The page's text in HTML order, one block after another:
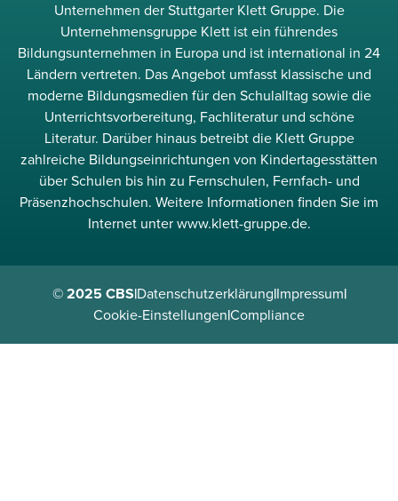
Unternehmen der Stuttgarter Klett Gruppe. Die
Unternehmensgruppe Klett ist ein führendes
Bildungsunternehmen in Europa und ist international in 24
Ländern vertreten. Das Angebot umfasst klassische und
moderne Bildungsmedien für den Schulalltag sowie die
Unterrichtsvorbereitung, Fachliteratur und schöne
Literatur. Darüber hinaus betreibt die Klett Gruppe
zahlreiche Bildungseinrichtungen von Kindertagesstätten
über Schulen bis hin zu Fernschulen, Fernfach- und
Präsenzhochschulen. Weitere Informationen finden Sie im
Internet unter www.klett-gruppe.de.
© 2025 CBS|Datenschutzerklärung|Impressum|
Cookie-Einstellungen|Compliance